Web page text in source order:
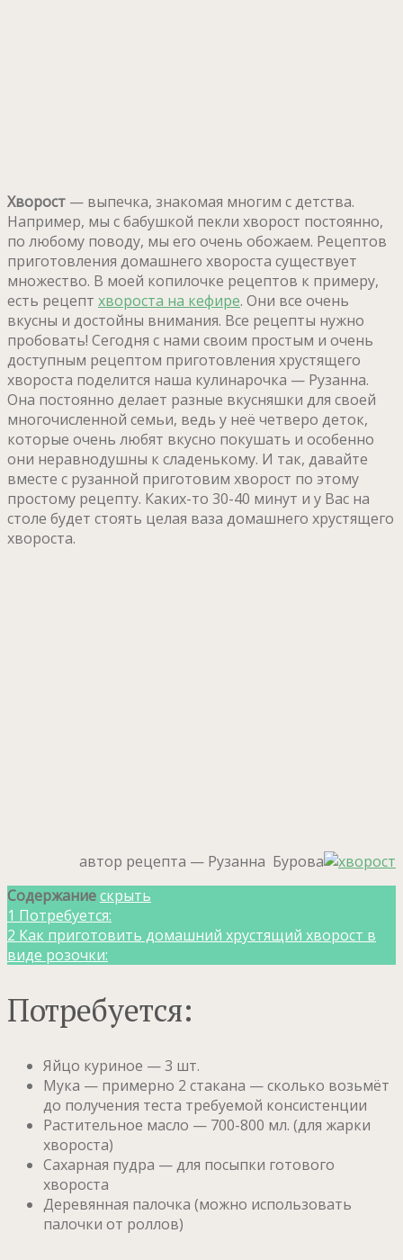
Хворост — выпечка, знакомая многим с детства.
Например, мы с бабушкой пекли хворост постоянно,
по любому поводу, мы его очень обожаем. Рецептов
приготовления домашнего хвороста существует
множество. В моей копилочке рецептов к примеру,
есть рецепт хвороста на кефире. Они все очень
вкусны и достойны внимания. Все рецепты нужно
пробовать! Сегодня с нами своим простым и очень
доступным рецептом приготовления хрустящего
хвороста поделится наша кулинарочка — Рузанна.
Она постоянно делает разные вкусняшки для своей
многочисленной семьи, ведь у неё четверо деток,
которые очень любят вкусно покушать и особенно
они неравнодушны к сладенькому. И так, давайте
вместе с рузанной приготовим хворост по этому
простому рецепту. Каких-то 30-40 минут и у Вас на
столе будет стоять целая ваза домашнего хрустящего
хвороста.
автор рецепта — Рузанна Бурова
Содержаниескрыть
1 Потребуется:
2 Как приготовить домашний хрустящий хворост в
виде розочки:
Потребуется:
Яйцо куриное — 3 шт.
Мука — примерно 2 стакана — сколько возьмёт
до получения теста требуемой консистенции
Растительное масло — 700-800 мл. (для жарки
хвороста)
Сахарная пудра — для посыпки готового
хвороста
Деревянная палочка (можно использовать
палочки от роллов)